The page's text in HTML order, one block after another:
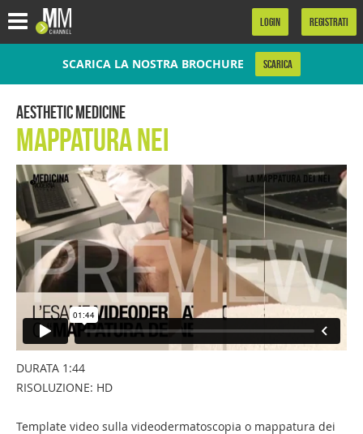
LOGIN REGISTRATI
SCARICA LA NOSTRA BROCHURE SCARICA
Aesthetic Medicine
Mappatura Nei
DURATA 1:44
RISOLUZIONE: HD
Template video sulla videodermatoscopia o mappatura dei